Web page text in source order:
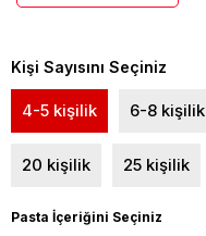
Kişi Sayısını Seçiniz
4-5 kişilik 6-8 kişilik
20 kişilik 25 kişilik
Pasta İçeriğini Seçiniz